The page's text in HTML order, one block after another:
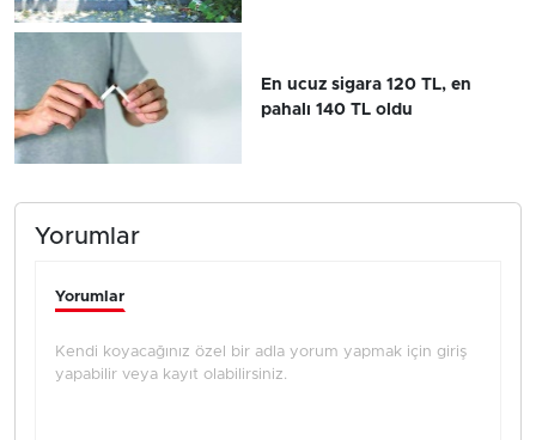
En ucuz sigara 120 TL, en
pahalı 140 TL oldu
Yorumlar
Yorumlar
Kendi koyacağınız özel bir adla yorum yapmak için giriş
yapabilir veya kayıt olabilirsiniz.